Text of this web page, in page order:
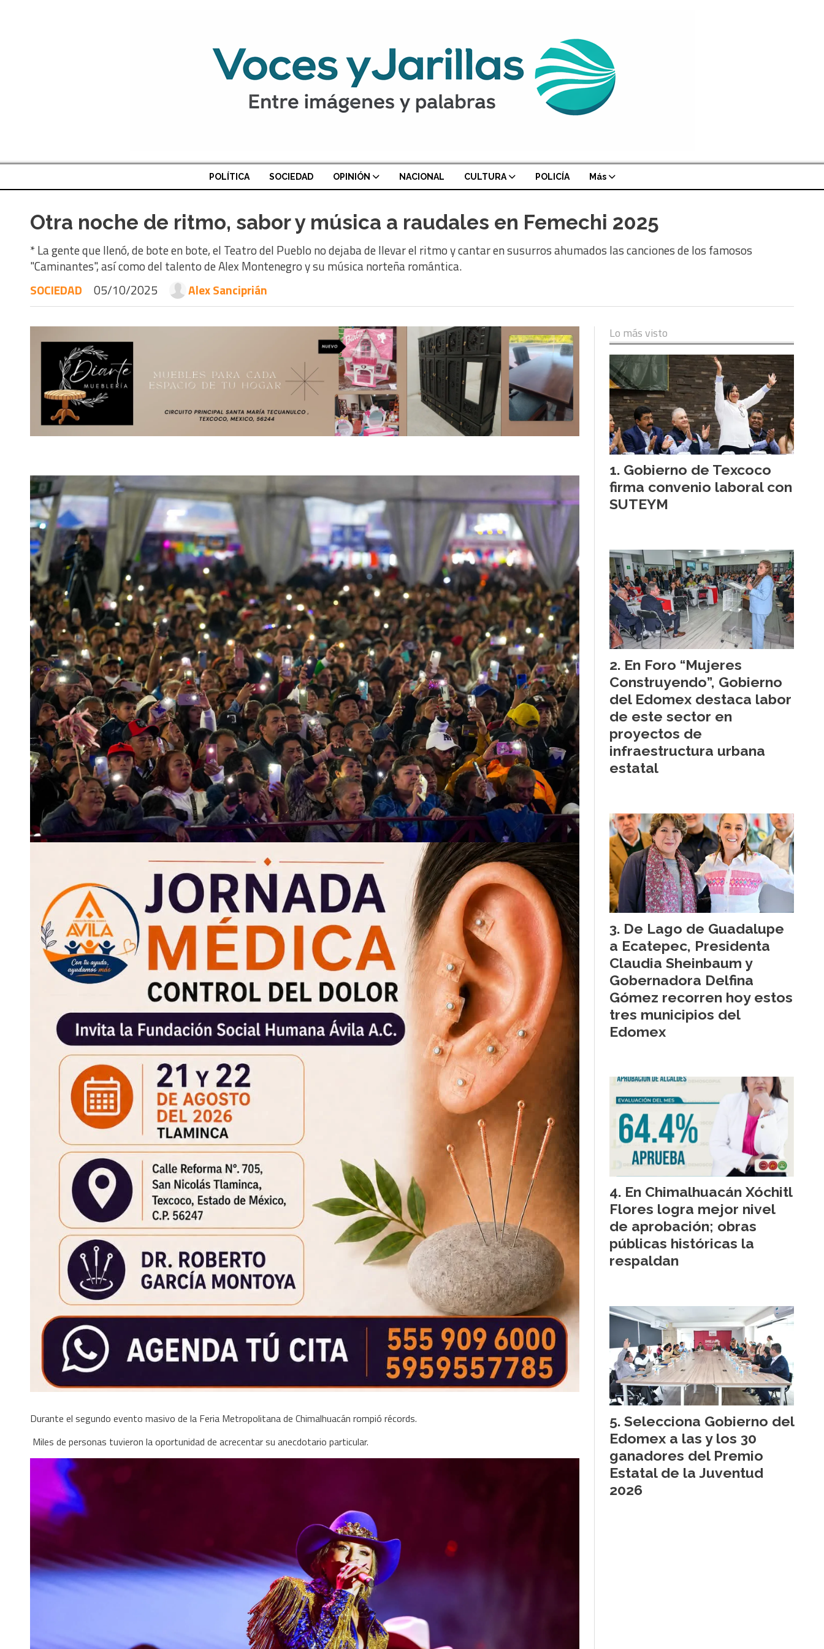
POLÍTICA SOCIEDAD OPINIÓN NACIONAL CULTURA POLICÍA Más
Otra noche de ritmo, sabor y música a raudales en Femechi 2025
* La gente que llenó, de bote en bote, el Teatro del Pueblo no dejaba de llevar el ritmo y cantar en susurros ahumados las canciones de los famosos
"Caminantes", así como del talento de Alex Montenegro y su música norteña romántica.
SOCIEDAD
05/10/2025 Alex Sanciprián
Durante el segundo evento masivo de la Feria Metropolitana de Chimalhuacán rompió récords.
Miles de personas tuvieron la oportunidad de acrecentar su anecdotario particular.
Lo más visto
Gobierno de Texcoco
firma convenio laboral con
SUTEYM
En Foro “Mujeres
Construyendo”, Gobierno
del Edomex destaca labor
de este sector en
proyectos de
infraestructura urbana
estatal
De Lago de Guadalupe
a Ecatepec, Presidenta
Claudia Sheinbaum y
Gobernadora Delfina
Gómez recorren hoy estos
tres municipios del
Edomex
En Chimalhuacán Xóchitl
Flores logra mejor nivel
de aprobación; obras
públicas históricas la
respaldan
Selecciona Gobierno del
Edomex a las y los 30
ganadores del Premio
Estatal de la Juventud
2026